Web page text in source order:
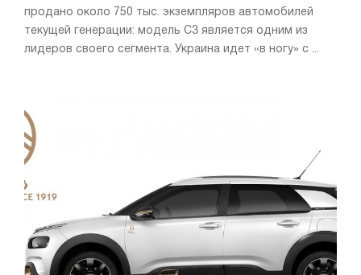
продано около 750 тыс. экземпляров автомобилей
текущей генерации: модель C3 является одним из
лидеров своего сегмента. Украина идет «в ногу» с ...